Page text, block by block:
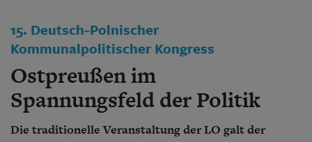
Abo Prämien
Archiv
Mediadaten
Kontakt
Impressum
15. Deutsch-Polnischer
Kommunalpolitischer Kongress
Ostpreußen im
Spannungsfeld der Politik
Die traditionelle Veranstaltung der LO galt der